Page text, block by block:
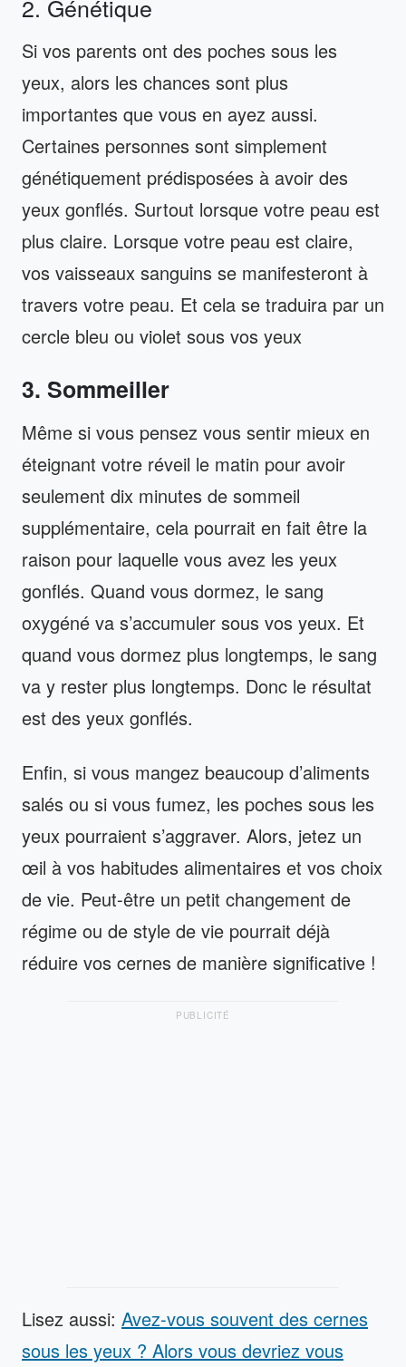
2. Génétique
Si vos parents ont des poches sous les
yeux, alors les chances sont plus
importantes que vous en ayez aussi.
Certaines personnes sont simplement
génétiquement prédisposées à avoir des
yeux gonflés. Surtout lorsque votre peau est
plus claire. Lorsque votre peau est claire,
vos vaisseaux sanguins se manifesteront à
travers votre peau. Et cela se traduira par un
cercle bleu ou violet sous vos yeux
3. Sommeiller
Même si vous pensez vous sentir mieux en
éteignant votre réveil le matin pour avoir
seulement dix minutes de sommeil
supplémentaire, cela pourrait en fait être la
raison pour laquelle vous avez les yeux
gonflés. Quand vous dormez, le sang
oxygéné va s’accumuler sous vos yeux. Et
quand vous dormez plus longtemps, le sang
va y rester plus longtemps. Donc le résultat
est des yeux gonflés.
Enfin, si vous mangez beaucoup d’aliments
salés ou si vous fumez, les poches sous les
yeux pourraient s’aggraver. Alors, jetez un
œil à vos habitudes alimentaires et vos choix
de vie. Peut-être un petit changement de
régime ou de style de vie pourrait déjà
réduire vos cernes de manière significative !
PUBLICITÉ
Lisez aussi: Avez-vous souvent des cernes
sous les yeux ? Alors vous devriez vous